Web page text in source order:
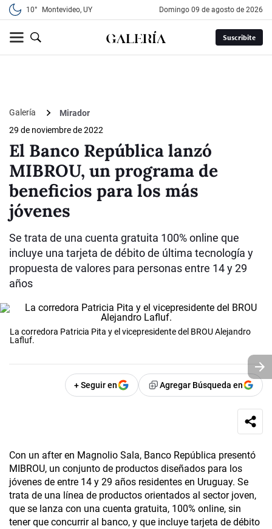
10° Montevideo, UY domingo 09 de agosto de 2026
Suscribite
Galería
Mirador
29 de noviembre de 2022
El Banco República lanzó
MIBROU, un programa de
beneficios para los más
jóvenes
Se trata de una cuenta gratuita 100% online que
incluye una tarjeta de débito de última tecnología y
propuesta de valores para personas entre 14 y 29
años
La corredora Patricia Pita y el vicepresidente del BROU Alejandro
Lafluf.
+ Seguir en Agregar Búsqueda en
Con un after en Magnolio Sala, Banco República presentó
MIBROU, un conjunto de productos diseñados para los
jóvenes de entre 14 y 29 años residentes en Uruguay. Se
trata de una línea de productos orientados al sector joven,
que se lanza con una cuenta gratuita, 100% online, sin
tener que concurrir al banco, y que incluye tarjeta de débito